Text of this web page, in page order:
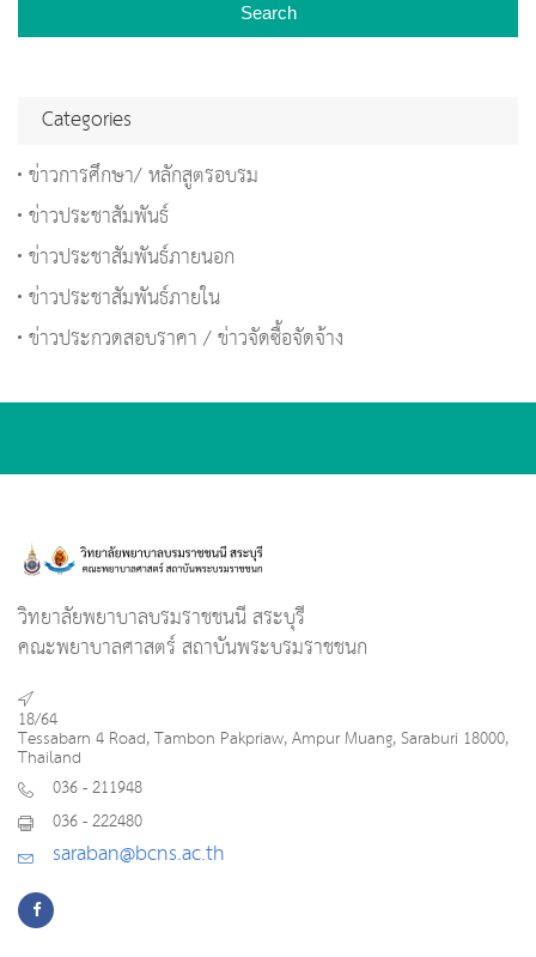
Search
Categories
ข่าวการศึกษา/ หลักสูตรอบรม
ข่าวประชาสัมพันธ์
ข่าวประชาสัมพันธ์ภายนอก
ข่าวประชาสัมพันธ์ภายใน
ข่าวประกวดสอบราคา / ข่าวจัดซื้อจัดจ้าง
วิทยาลัยพยาบาลบรมราชชนนี สระบุรี
คณะพยาบาลศาสตร์ สถาบันพระบรมราชชนก
18/64
Tessabarn 4 Road, Tambon Pakpriaw, Ampur Muang, Saraburi 18000,
Thailand
036 - 211948
036 - 222480
saraban@bcns.ac.th